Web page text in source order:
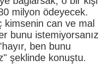
milyon ödeyecek.
kimsenin can ve mal
bunu istemiyorsanız
ben bunu
şeklinde konuştu.